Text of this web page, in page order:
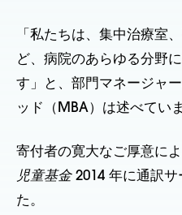
「私たちは、集中治療室
ど、病院のあらゆる分野
す」と、部門マネージャ
ッド（MBA）は述べてい
寄付者の寛大なご厚意に
児童基金2014 年に通訳サ
た。